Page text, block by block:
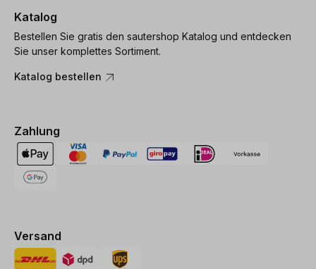
Katalog
Bestellen Sie gratis den sautershop Katalog und entdecken
Sie unser komplettes Sortiment.
Katalog bestellen
Zahlung
Versand